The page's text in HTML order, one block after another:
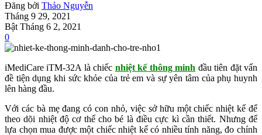
Đăng bởi Thảo Nguyễn
Tháng 9 29, 2021
Bật Tháng 6 2, 2021
0
iMediCare iTM-32A là chiếc nhiệt kế thông minh đầu tiên đặt vấn
đề tiện dụng khi sức khỏe của trẻ em và sự yên tâm của phụ huynh
lên hàng đầu.
Với các bà mẹ đang có con nhỏ, việc sở hữu một chiếc nhiệt kế để
theo dõi nhiệt độ cơ thể cho bé là điều cực kì cần thiết. Nhưng để
lựa chọn mua được một chiếc nhiệt kế có nhiều tính năng, đo chính